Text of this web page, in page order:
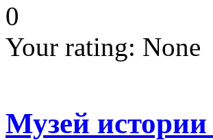
0
Your rating: None
Музей